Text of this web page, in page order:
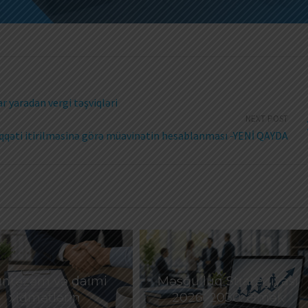
yaradan vergi təşviqləri
NEXT POST
itirilməsinə görə müavinətin hesablanması -YENİ QAYDA
və daimi
xidmətlərin
Məşğulluq Strategiyası
2026–2030: Əmək